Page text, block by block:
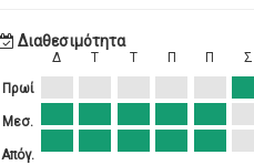
Διαθεσιμότητα
Πρωί
Μεσ.
Απόγ.
Δ Τ Τ Π Π Σ